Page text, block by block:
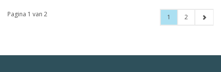
Pagina 1 van 2 1 2